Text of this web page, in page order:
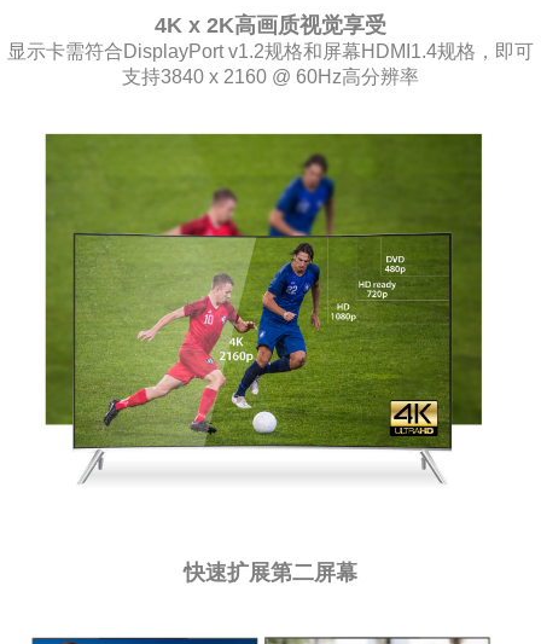
4K x 2K高画质视觉享受
显示卡需符合DisplayPort v1.2规格和屏幕HDMI1.4规格，即可
支持3840 x 2160 @ 60Hz高分辨率
快速扩展第二屏幕